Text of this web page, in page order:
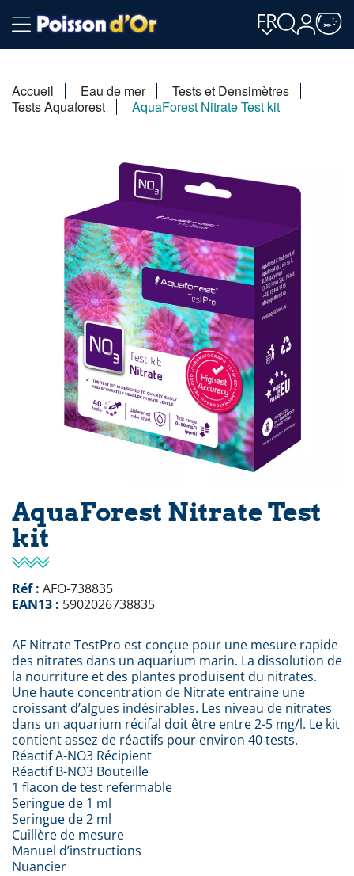
FR
Accueil Eau de mer
Tests et Densimètres
Tests Aquaforest
AquaForest Nitrate Test kit
AquaForest Nitrate Test
kit
Réf : AFO-738835
EAN13 : 5902026738835
AF Nitrate TestPro est conçue pour une mesure rapide
des nitrates dans un aquarium marin. La dissolution de
la nourriture et des plantes produisent du nitrates.
Une haute concentration de Nitrate entraine une
croissant d’algues indésirables. Les niveau de nitrates
dans un aquarium récifal doit être entre 2-5 mg/l. Le kit
contient assez de réactifs pour environ 40 tests.
Réactif A-NO3 Récipient
Réactif B-NO3 Bouteille
1 flacon de test refermable
Seringue de 1 ml
Seringue de 2 ml
Cuillère de mesure
Manuel d’instructions
Nuancier